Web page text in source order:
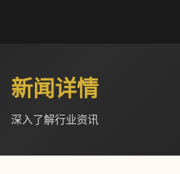
新闻详情
深入了解行业资讯